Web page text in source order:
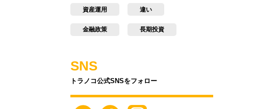
資産運用 違い
金融政策 長期投資
SNS
トラノコ公式SNSをフォロー